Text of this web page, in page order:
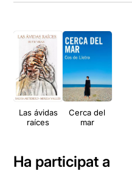
Las ávidas
raíces
Cerca del
mar
Ha participat a